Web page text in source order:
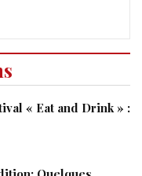
« Eat and Drink » :